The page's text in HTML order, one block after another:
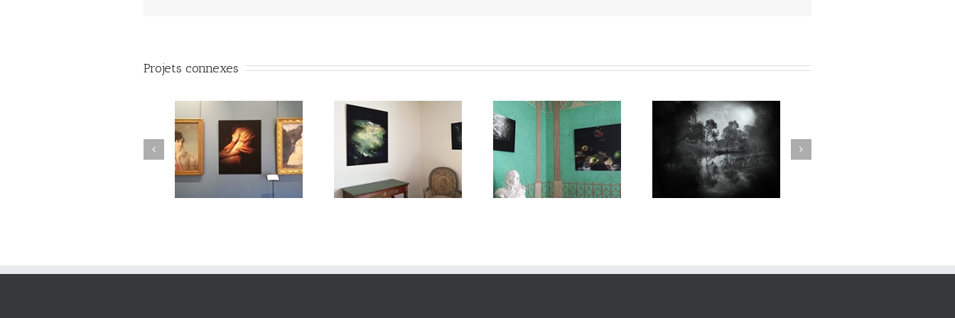
Projets connexes
#Vuedilectae#001 #VUEdilectae Dilectae#002 Dilectae#001